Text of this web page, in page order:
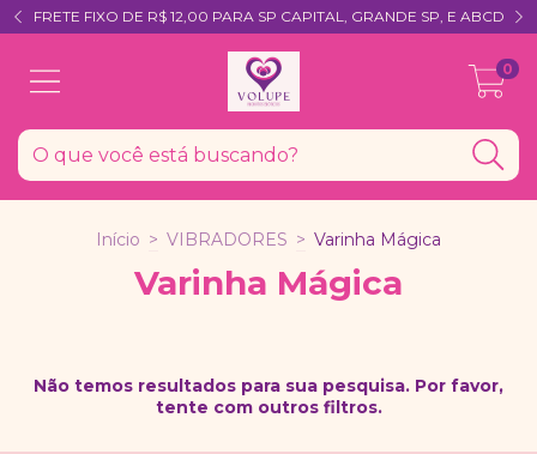
FRETE FIXO DE R$ 12,00 PARA SP CAPITAL, GRANDE SP, E ABCD
0
Início > VIBRADORES > Varinha Mágica
Varinha Mágica
Não temos resultados para sua pesquisa. Por favor,
tente com outros filtros.